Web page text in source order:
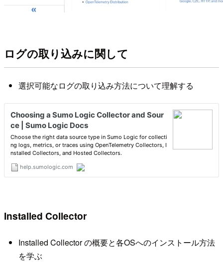
ログの取り込みに関して
選択可能なログの取り込み方法について理解する
Installed Collector
Installed Collector の概要と各OSへのインストール方法
を学ぶ